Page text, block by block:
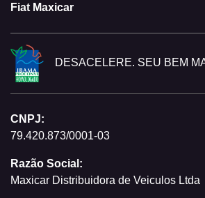
Fiat Maxicar
DESACELERE. SEU BEM
CNPJ:
79.420.873/0001-03
Razão Social:
Maxicar Distribuidora de Veiculos Ltda